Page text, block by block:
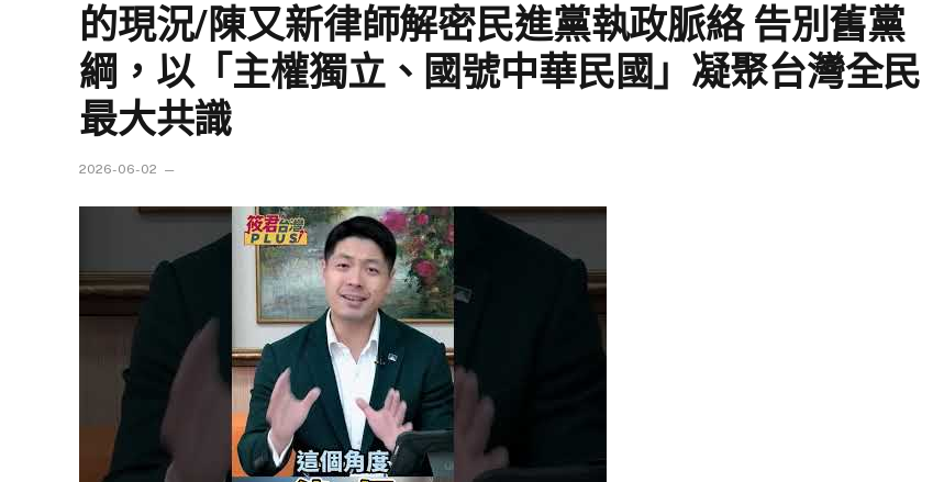
的現況/陳又新律師解密民進黨執政脈絡 告別舊黨
綱，以「主權獨立、國號中華民國」凝聚台灣全民
最大共識
2026-06-02